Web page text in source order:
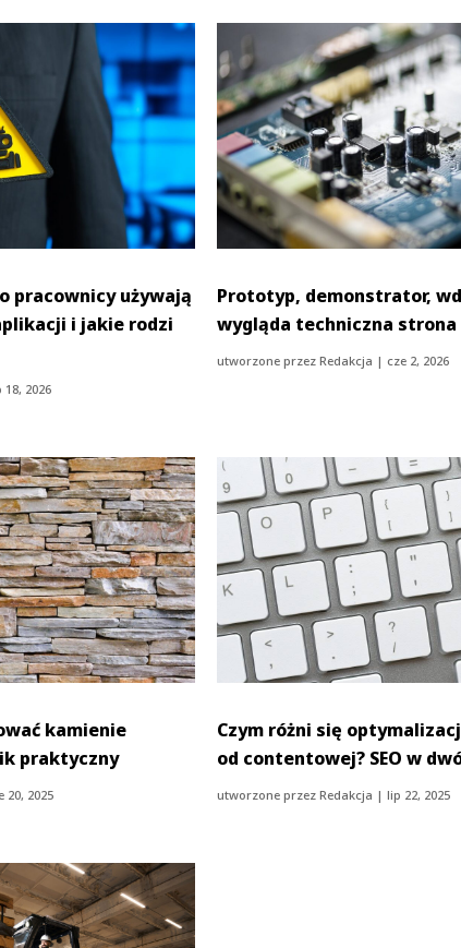
pracownicy używają
i jakie rodzi
18, 2026
Prototyp, demonstrator,
wygląda techniczna strona
utworzone przez Redakcja | cze 2, 2026
kamienie
praktyczny
20, 2025
Czym różni się
od contentowej? SEO w
utworzone przez Redakcja | lip 22, 2025